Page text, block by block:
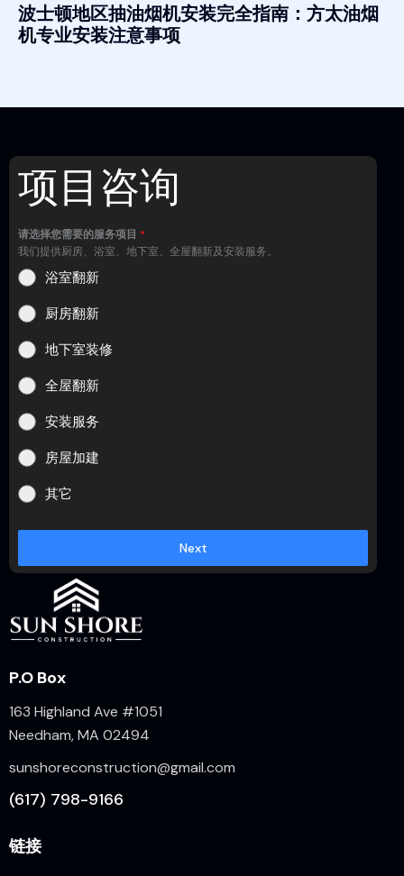
波士顿地区抽油烟机安装完全指南：方太油烟
机专业安装注意事项
项目咨询
请选择您需要的服务项目 *
我们提供厨房、浴室、地下室、全屋翻新及安装服务。
浴室翻新
厨房翻新
地下室装修
全屋翻新
安装服务
房屋加建
其它
Next
P.O Box
163 Highland Ave #1051
Needham, MA 02494
sunshoreconstruction@gmail.com
(617) 798-9166
链接